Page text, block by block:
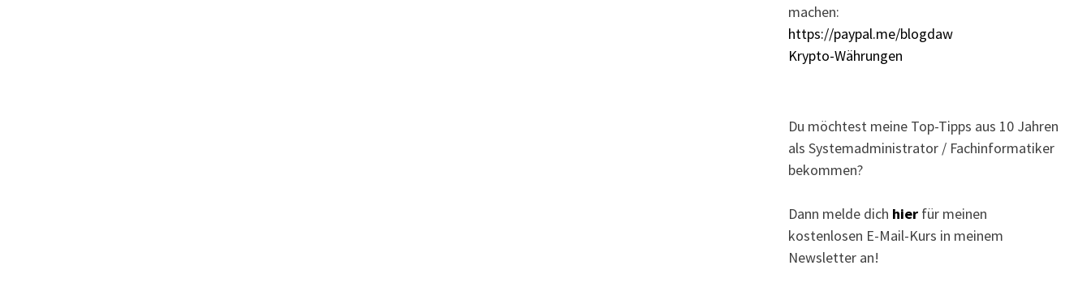
machen:
https://paypal.me/blogdaw
Krypto-Währungen
Du möchtest meine Top-Tipps aus 10 Jahren
als Systemadministrator / Fachinformatiker
bekommen?
Dann melde dich hierfür meinen
kostenlosen E-Mail-Kurs in meinem
Newsletter an!